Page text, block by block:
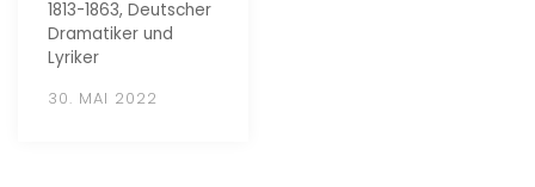
1813-1863, Deutscher
Dramatiker und
Lyriker
30. MAI 2022